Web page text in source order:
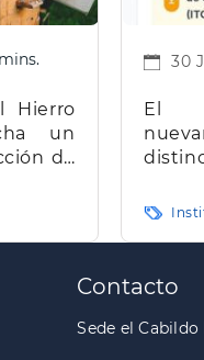
Hierro
un
de
30
El
Contacto
Sede el